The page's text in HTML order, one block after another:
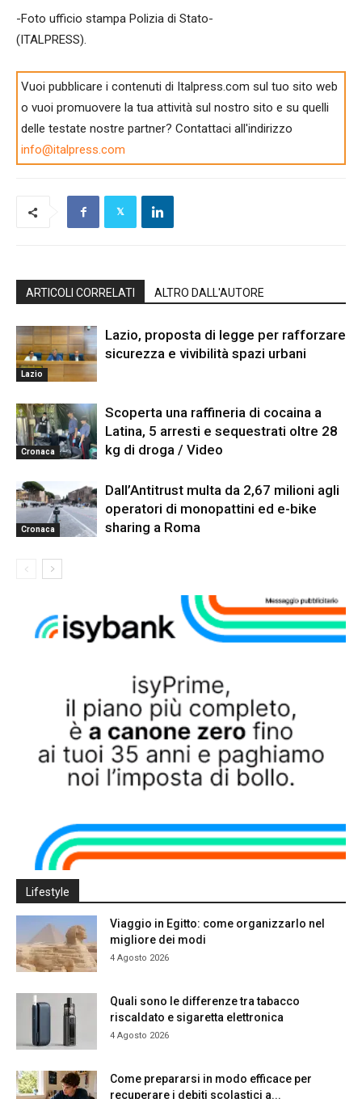
-Foto ufficio stampa Polizia di Stato-
(ITALPRESS).
Vuoi pubblicare i contenuti di Italpress.com sul tuo sito web
o vuoi promuovere la tua attività sul nostro sito e su quelli
delle testate nostre partner? Contattaci all'indirizzo
info@italpress.com
ARTICOLI CORRELATI ALTRO DALL'AUTORE
Lazio
Lazio, proposta di legge per rafforzare
sicurezza e vivibilità spazi urbani
Cronaca
Scoperta una raffineria di cocaina a
Latina, 5 arresti e sequestrati oltre 28
kg di droga / Video
Cronaca
Dall’Antitrust multa da 2,67 milioni agli
operatori di monopattini ed e-bike
sharing a Roma
Lifestyle
Viaggio in Egitto: come organizzarlo nel
migliore dei modi
4 Agosto 2026
Quali sono le differenze tra tabacco
riscaldato e sigaretta elettronica
4 Agosto 2026
Come prepararsi in modo efficace per
recuperare i debiti scolastici a...